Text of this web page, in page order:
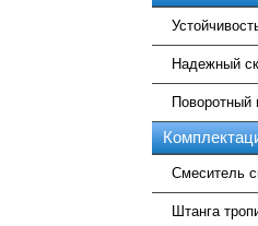
Надежный
Поворотный
Смеситель
Штанга